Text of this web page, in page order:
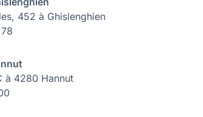
452 à Ghislenghien
à 4280 Hannut